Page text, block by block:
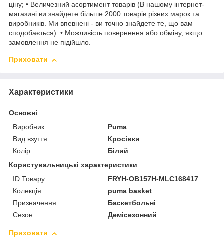
ціну; • Величезний асортимент товарів (В нашому інтернет-
магазині ви знайдете більше 2000 товарів різних марок та
виробників. Ми впевнені - ви точно знайдете те, що вам
сподобається). • Можливість повернення або обміну, якщо
замовлення не підійшло.
Приховати
Характеристики
Основні
Виробник
Puma
Вид взуття
Кросівки
Колір
Білий
Користувальницькі характеристики
ID Товару :
FRYH-OB157H-MLC168417
Колекція
puma basket
Призначення
Баскетбольні
Сезон
Демісезонний
Приховати